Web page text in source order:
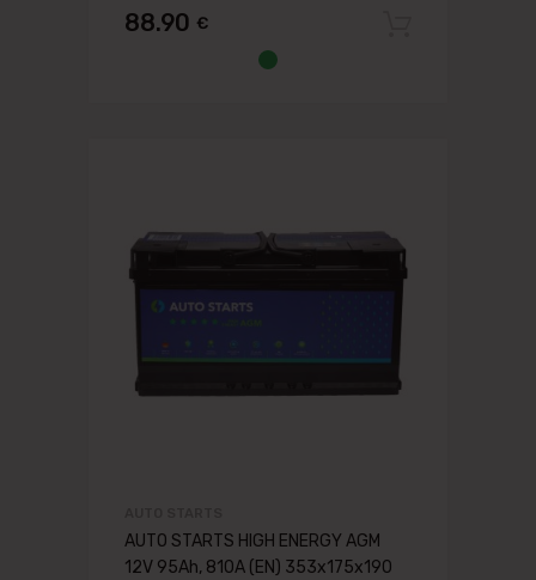
88.90 €
AUTO STARTS HIGH ENERGY AGM
12V 95Ah, 810A (EN) 353x175x190